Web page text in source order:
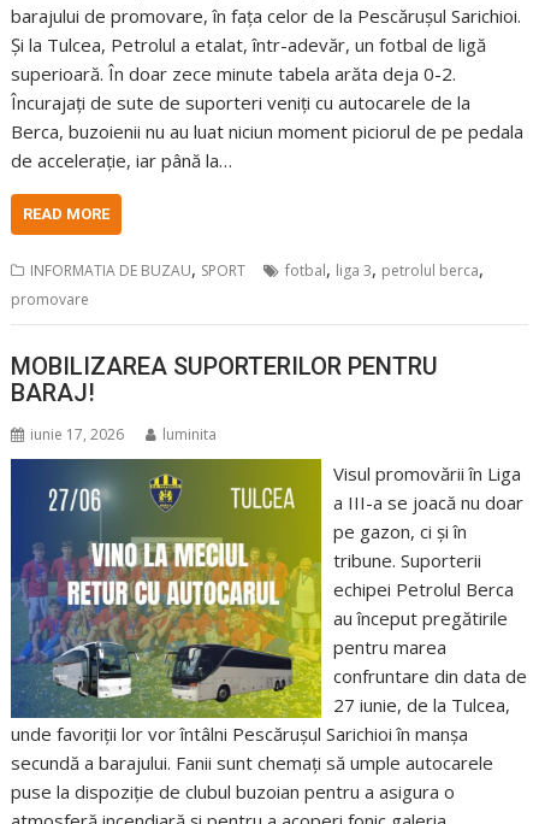
barajului de promovare, în fața celor de la Pescărușul Sarichioi.
Și la Tulcea, Petrolul a etalat, într-adevăr, un fotbal de ligă
superioară. În doar zece minute tabela arăta deja 0-2.
Încurajați de sute de suporteri veniți cu autocarele de la
Berca, buzoienii nu au luat niciun moment piciorul de pe pedala
de accelerație, iar până la…
READ MORE
INFORMATIA DE BUZAU, SPORT fotbal, liga 3, petrolul berca,
promovare
MOBILIZAREA SUPORTERILOR PENTRU
BARAJ!
iunie 17, 2026 luminita
Visul promovării în Liga
a III-a se joacă nu doar
pe gazon, ci și în
tribune. Suporterii
echipei Petrolul Berca
au început pregătirile
pentru marea
confruntare din data de
27 iunie, de la Tulcea,
unde favoriții lor vor întâlni Pescărușul Sarichioi în manșa
secundă a barajului. Fanii sunt chemați să umple autocarele
puse la dispoziție de clubul buzoian pentru a asigura o